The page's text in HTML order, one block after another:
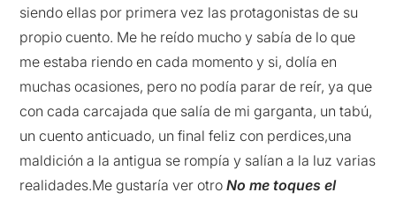
siendo ellas por primera vez las protagonistas de su
propio cuento. Me he reído mucho y sabía de lo que
me estaba riendo en cada momento y si, dolía en
muchas ocasiones, pero no podía parar de reír, ya que
con cada carcajada que salía de mi garganta, un tabú,
un cuento anticuado, un final feliz con perdices,una
maldición a la antigua se rompía y salían a la luz varias
realidades.Me gustaría ver otroNo me toques el